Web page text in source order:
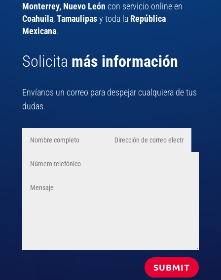
Monterrey, Nuevo León con servicio online en
Coahuila,Tamaulipasy toda la República
Mexicana.
Solicita más información
Envíanos un correo para despejar cualquiera de tus
dudas.
SUBMIT